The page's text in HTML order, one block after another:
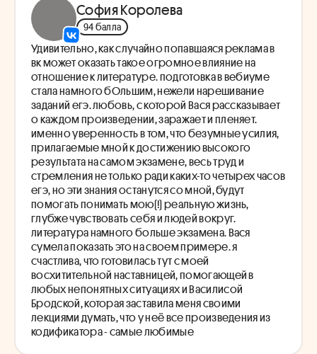
София Королева
94 балла
Удивительно, как случайно попавшаяся реклама в
вк может оказать такое огромное влияние на
отношение к литературе. подготовка в вебиуме
стала намного бОльшим, нежели нарешивание
заданий егэ. любовь, с которой Вася рассказывает
о каждом произведении, заражает и пленяет.
именно уверенность в том, что безумные усилия,
прилагаемые мной к достижению высокого
результата на самом экзамене, весь труд и
стремления не только ради каких-то четырех часов
егэ, но эти знания останутся со мной, будут
помогать понимать мою(!) реальную жизнь,
глубже чувствовать себя и людей вокруг.
литература намного больше экзамена. Вася
сумела показать это на своем примере. я
счастлива, что готовилась тут с моей
восхитительной наставницей, помогающей в
любых непонятных ситуациях и Василисой
Бродской, которая заставила меня своими
лекциями думать, что у неё все произведения из
кодификатора - самые любимые